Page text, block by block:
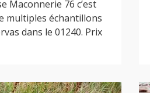
Maconnerie 76 c’est
multiples échantillons
dans le 01240. Prix